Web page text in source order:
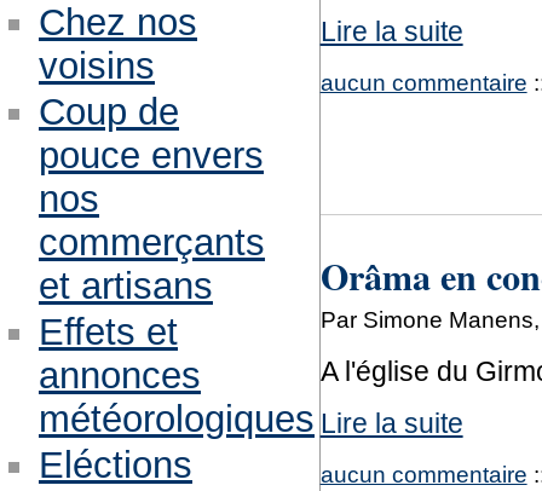
Lire la suite
aucun commentaire
Orâma en
Par Simone
A l'église du
Lire la suite
aucun commentaire
Chez nos
voisins
Coup de
pouce envers
nos
commerçants
et artisans
Effets et
annonces
météorologiques
Eléctions